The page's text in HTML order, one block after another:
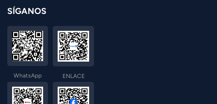
SÍGANOS
WhatsApp ENLACE